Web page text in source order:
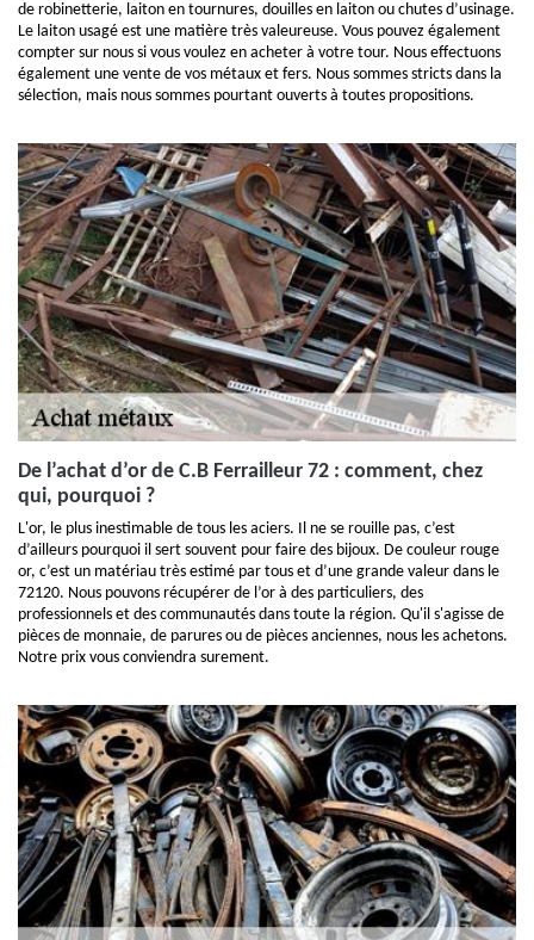
de robinetterie, laiton en tournures, douilles en laiton ou chutes d’usinage.
Le laiton usagé est une matière très valeureuse. Vous pouvez également
compter sur nous si vous voulez en acheter à votre tour. Nous effectuons
également une vente de vos métaux et fers. Nous sommes stricts dans la
sélection, mais nous sommes pourtant ouverts à toutes propositions.
De l’achat d’or de C.B Ferrailleur 72 : comment, chez
qui, pourquoi ?
L'or, le plus inestimable de tous les aciers. Il ne se rouille pas, c’est
d’ailleurs pourquoi il sert souvent pour faire des bijoux. De couleur rouge
or, c’est un matériau très estimé par tous et d’une grande valeur dans le
72120. Nous pouvons récupérer de l’or à des particuliers, des
professionnels et des communautés dans toute la région. Qu'il s'agisse de
pièces de monnaie, de parures ou de pièces anciennes, nous les achetons.
Notre prix vous conviendra surement.